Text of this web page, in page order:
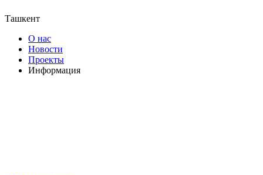
Ташкент
О нас
Новости
Проекты
Информация